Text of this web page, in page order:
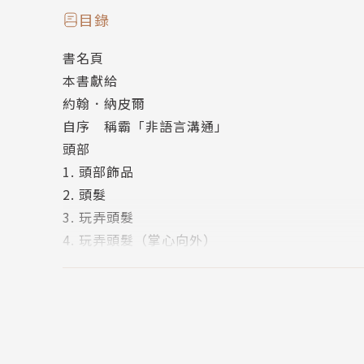
高聳雙肩(朝向耳朵)時，代表感到不安或有所懷
來。
察言觀色4：原來「肚子」很有戲？
突然用皮包或書包等物品將肚子遮蓋起來，意謂
們會使用所有東西，從枕頭、膝蓋到寵物，以保護
目錄
書名頁
本書獻給
約翰．納皮爾
自序 稱霸「非語言溝通」
頭部
1. 頭部飾品
2. 頭髮
3. 玩弄頭髮
4. 玩弄頭髮（掌心向外）